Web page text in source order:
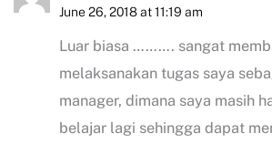
June 26, 2018 at 11:19 am
Luar biasa ………. sangat
melaksanakan tugas saya
manager, dimana saya masih
belajar lagi sehingga dapat